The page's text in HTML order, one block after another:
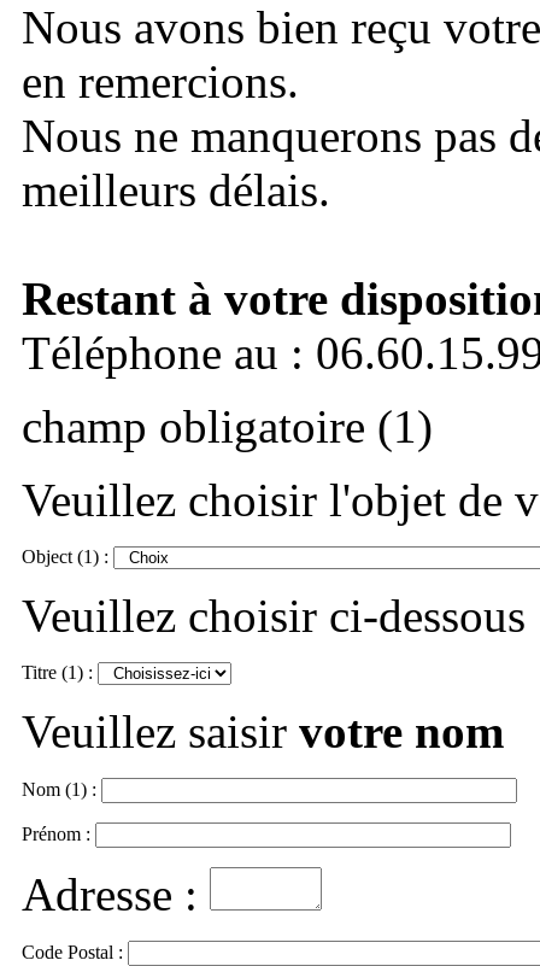
Nous avons bien reçu
en remercions.
Nous ne manquerons pas
meilleurs délais.
Restant à votre
Téléphone au :
champ obligatoire (1)
Veuillez choisir l'objet de
Object (1) :
Veuillez choisir ci-dessous
Titre (1) :
Veuillez saisir votre nom
Nom (1) :
Prénom :
Adresse :
Code Postal :